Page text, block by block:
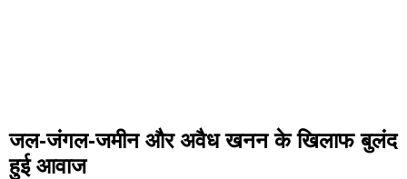
जल-जंगल-जमीन और अवैध खनन के खिलाफ बुलंद
हुई आवाज